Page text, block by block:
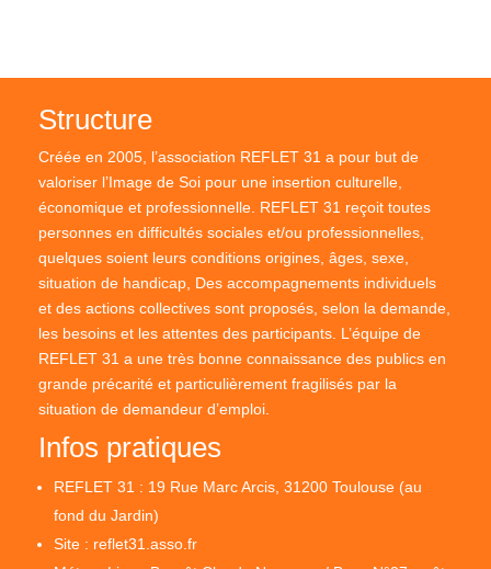
Structure
Créée en 2005, l’association REFLET 31 a pour but de
valoriser l’Image de Soi pour une insertion culturelle,
économique et professionnelle. REFLET 31 reçoit toutes
personnes en difficultés sociales et/ou professionnelles,
quelques soient leurs conditions origines, âges, sexe,
situation de handicap, Des accompagnements individuels
et des actions collectives sont proposés, selon la demande,
les besoins et les attentes des participants. L’équipe de
REFLET 31 a une très bonne connaissance des publics en
grande précarité et particulièrement fragilisés par la
situation de demandeur d’emploi.
Infos pratiques
REFLET 31 : 19 Rue Marc Arcis, 31200 Toulouse (au
fond du Jardin)
Site : reflet31.asso.fr